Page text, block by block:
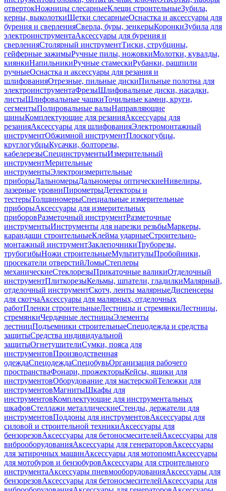
отвертокНожницы слесарныеКлещи строительныеЗубила,
керны, выколоткиЩетки слесарныеОснастка и аксессуары для
бурения и сверленияСверла, буры, зенкерыКоронкиЗубила для
электроинструментаАксессуары для бурения и
сверленияСтолярный инструментТиски, струбцины,
гейферные зажимыРучные пилы, ножовкиМолотки, кувалды,
киянкиНапильникиРучные стамескиРубанки, рашпили
ручныеОснастка и аксессуары для резания и
шлифованияОтрезные, пильные дискиПильные полотна для
электроинструментаФрезыШлифовальные диски, насадки,
листыШлифовальные чашкиТочильные камни, круги,
сегментыПолировальные валыНаправляющие
шиныКомплектующие для резанияАксессуары для
резанияАксессуары для шлифованияЭлектромонтажный
инструментОбжимной инструментПлоскогубцы,
круглогубцыКусачки, болторезы,
кабелерезыСпецинструментыИзмерительный
инструментМерительные
инструментыЭлектроизмерительные
приборыДальномерыДальномеры оптическиеНивелиры,
лазерные уровниПирометрыДетекторы и
тестерыТолщиномерыСпециальные измерительные
приборыАксессуары для измерительных
приборовРазметочный инструментРазметочные
инструментыИнструменты для нарезки резьбыМаркеры,
карандаши строительныеКлейма ударныеСтроительно-
монтажный инструментЗаклепочникиТруборезы,
трубогибыНожи строительныеМультитулыПробойники,
просекатели отверстийЛомыСтеплеры
механическиеСтеклорезыПрикаточные валикиОтделочный
инструментПлиткорезыКельмы, шпатели, гладилкиМалярный,
отделочный инструментСкотч, ленты малярныеДиспенсеры
для скотчаАксессуары для малярных, отделочных
работПленки строительныеЛестницы и стремянкиЛестницы,
стремянкиЧердачные лестницыЭлементы
лестницПодъемники строительныеСпецодежда и средства
защитыСредства индивидуальной
защитыОгнетушителиСумки, пояса для
инструментовПроизводственная
одеждаСпецодеждаСпецобувьОрганизация рабочего
пространстваФонари, прожекторыКейсы, ящики для
инструментовОборудование для мастерскойТележки для
инструментовМагнитыШкафы для
инструментовКомплектующие для инструментальных
шкафовСтеллажи металлическиеСтенды, держатели для
инструментовПоддоны для инструментовАксессуары для
силовой и строительной техникиАксессуары для
бензорезовАксессуары для бетоносмесителейАксессуары для
виброоборудованияАксессуары для генераторовАксессуары
для затирочных машинАксессуары для мотопомпАксессуары
для мотобуров и бензобуровАксессуары для строительного
инструментаАксессуары пневмооборудованияАксессуары для
бензорезовАксессуары для бетоносмесителейАксессуары для